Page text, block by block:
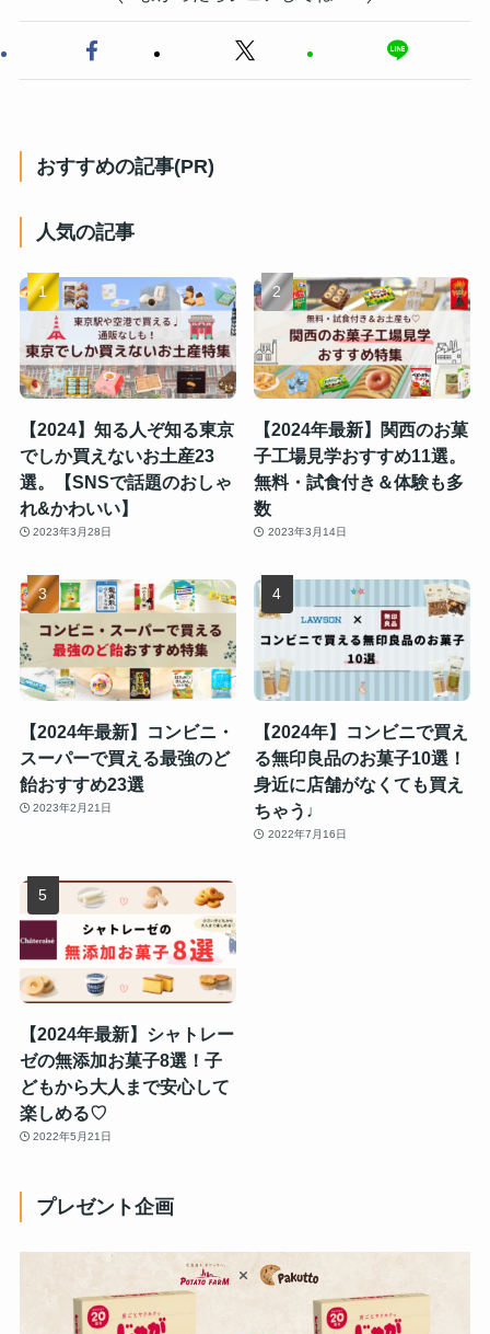
おすすめの記事(PR)
人気の記事
【2024】知る人ぞ知る東京
でしか買えないお土産23
選。【SNSで話題のおしゃ
れ&かわいい】
2023年3月28日
【2024年最新】関西のお菓
子工場見学おすすめ11選。
無料・試食付き＆体験も多
数
2023年3月14日
【2024年最新】コンビニ・
スーパーで買える最強のど
飴おすすめ23選
2023年2月21日
【2024年】コンビニで買え
る無印良品のお菓子10選！
身近に店舗がなくても買え
ちゃう♩
2022年7月16日
【2024年最新】シャトレー
ゼの無添加お菓子8選！子
どもから大人まで安心して
楽しめる♡
2022年5月21日
プレゼント企画